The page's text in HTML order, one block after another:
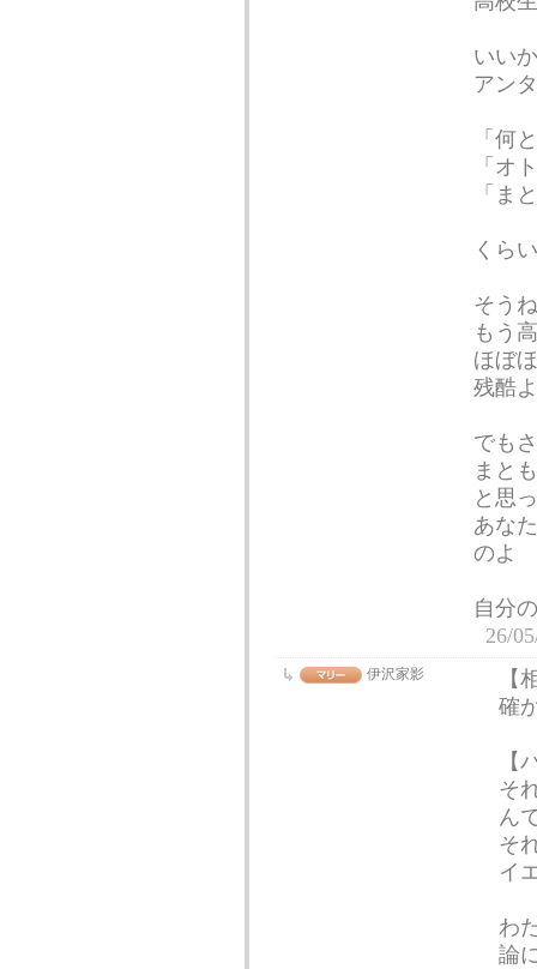
いい
アン
「何
「オ
「ま
くら
そう
もう
ほぼ
残酷
でもさ
まと
と思
あな
のよ
自分
26/
伊沢家影
【
確
【
そ
ん
そ
イ
わ
論